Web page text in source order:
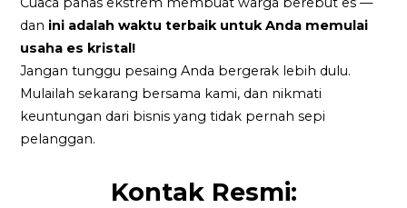
dan ini adalah waktu terbaik untuk Anda memulai
usaha es kristal!
Jangan tunggu pesaing Anda bergerak lebih dulu.
Mulailah sekarang bersama kami, dan nikmati
keuntungan dari bisnis yang tidak pernah sepi
pelanggan.
Kontak Resmi: